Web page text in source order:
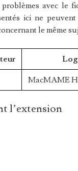
avec le
ici ne
le même
MacMAME
l’extension